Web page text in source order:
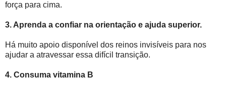
força para cima.
3. Aprenda a confiar na orientação e ajuda superior.
Há muito apoio disponível dos reinos invisíveis para nos
ajudar a atravessar essa difícil transição.
4. Consuma vitamina B